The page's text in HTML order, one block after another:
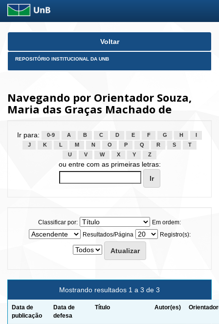
Skip
Voltar
REPOSITÓRIO INSTITUCIONAL DA UNB
Navegando por Orientador Souza,
Maria das Graças Machado de
Ir para: 0-9 A B C D E F G H
J
K L M N O P Q R S
T
U
V W X Y Z
ou entre com as primeiras letras:
Classificar por:
Em ordem:
Resultados/Página
Registro(s):
Mostrando resultados 1 a 3 de 3
Data de
publicação
Data de
defesa
Título Autor(es)